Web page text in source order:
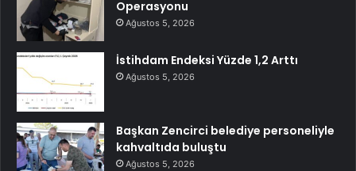
Operasyonu
Ağustos 5, 2026
İstihdam Endeksi Yüzde 1,2 Arttı
Ağustos 5, 2026
Başkan Zencirci belediye personeliyle
kahvaltıda buluştu
Ağustos 5, 2026